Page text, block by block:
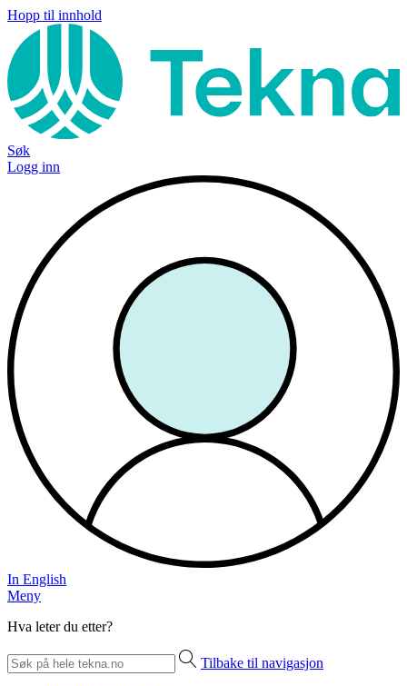
Hopp til innhold
Søk
Logg inn
In English
Meny
Hva leter du etter?
Tilbake til navigasjon